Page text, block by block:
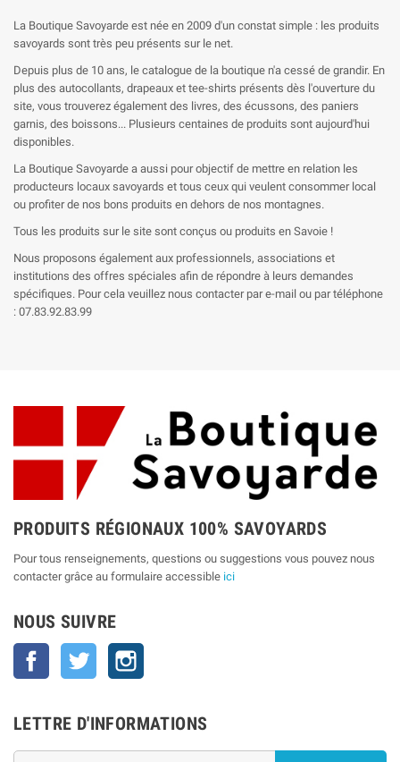
La Boutique Savoyarde est née en 2009 d'un constat simple : les produits
savoyards sont très peu présents sur le net.
Depuis plus de 10 ans, le catalogue de la boutique n'a cessé de grandir. En
plus des autocollants, drapeaux et tee-shirts présents dès l'ouverture du
site, vous trouverez également des livres, des écussons, des paniers
garnis, des boissons... Plusieurs centaines de produits sont aujourd'hui
disponibles.
La Boutique Savoyarde a aussi pour objectif de mettre en relation les
producteurs locaux savoyards et tous ceux qui veulent consommer local
ou profiter de nos bons produits en dehors de nos montagnes.
Tous les produits sur le site sont conçus ou produits en Savoie !
Nous proposons également aux professionnels, associations et
institutions des offres spéciales afin de répondre à leurs demandes
spécifiques. Pour cela veuillez nous contacter par e-mail ou par téléphone
: 07.83.92.83.99
PRODUITS RÉGIONAUX 100% SAVOYARDS
Pour tous renseignements, questions ou suggestions vous pouvez nous
contacter grâce au formulaire accessible ici
NOUS SUIVRE
Facebook Twitter
LETTRE D'INFORMATIONS